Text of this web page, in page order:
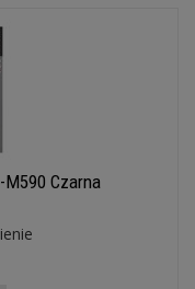
Czarna